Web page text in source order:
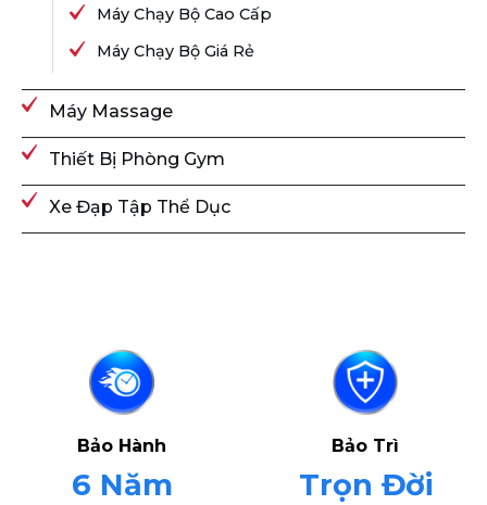
Máy Chạy Bộ Cao Cấp
Máy Chạy Bộ Giá Rẻ
Máy Massage
Thiết Bị Phòng Gym
Xe Đạp Tập Thể Dục
Bảo Hành
6 Năm
Bảo Trì
Trọn Đời